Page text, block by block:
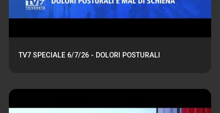
TV7 SPECIALE 6/7/26 - DOLORI POSTURALI